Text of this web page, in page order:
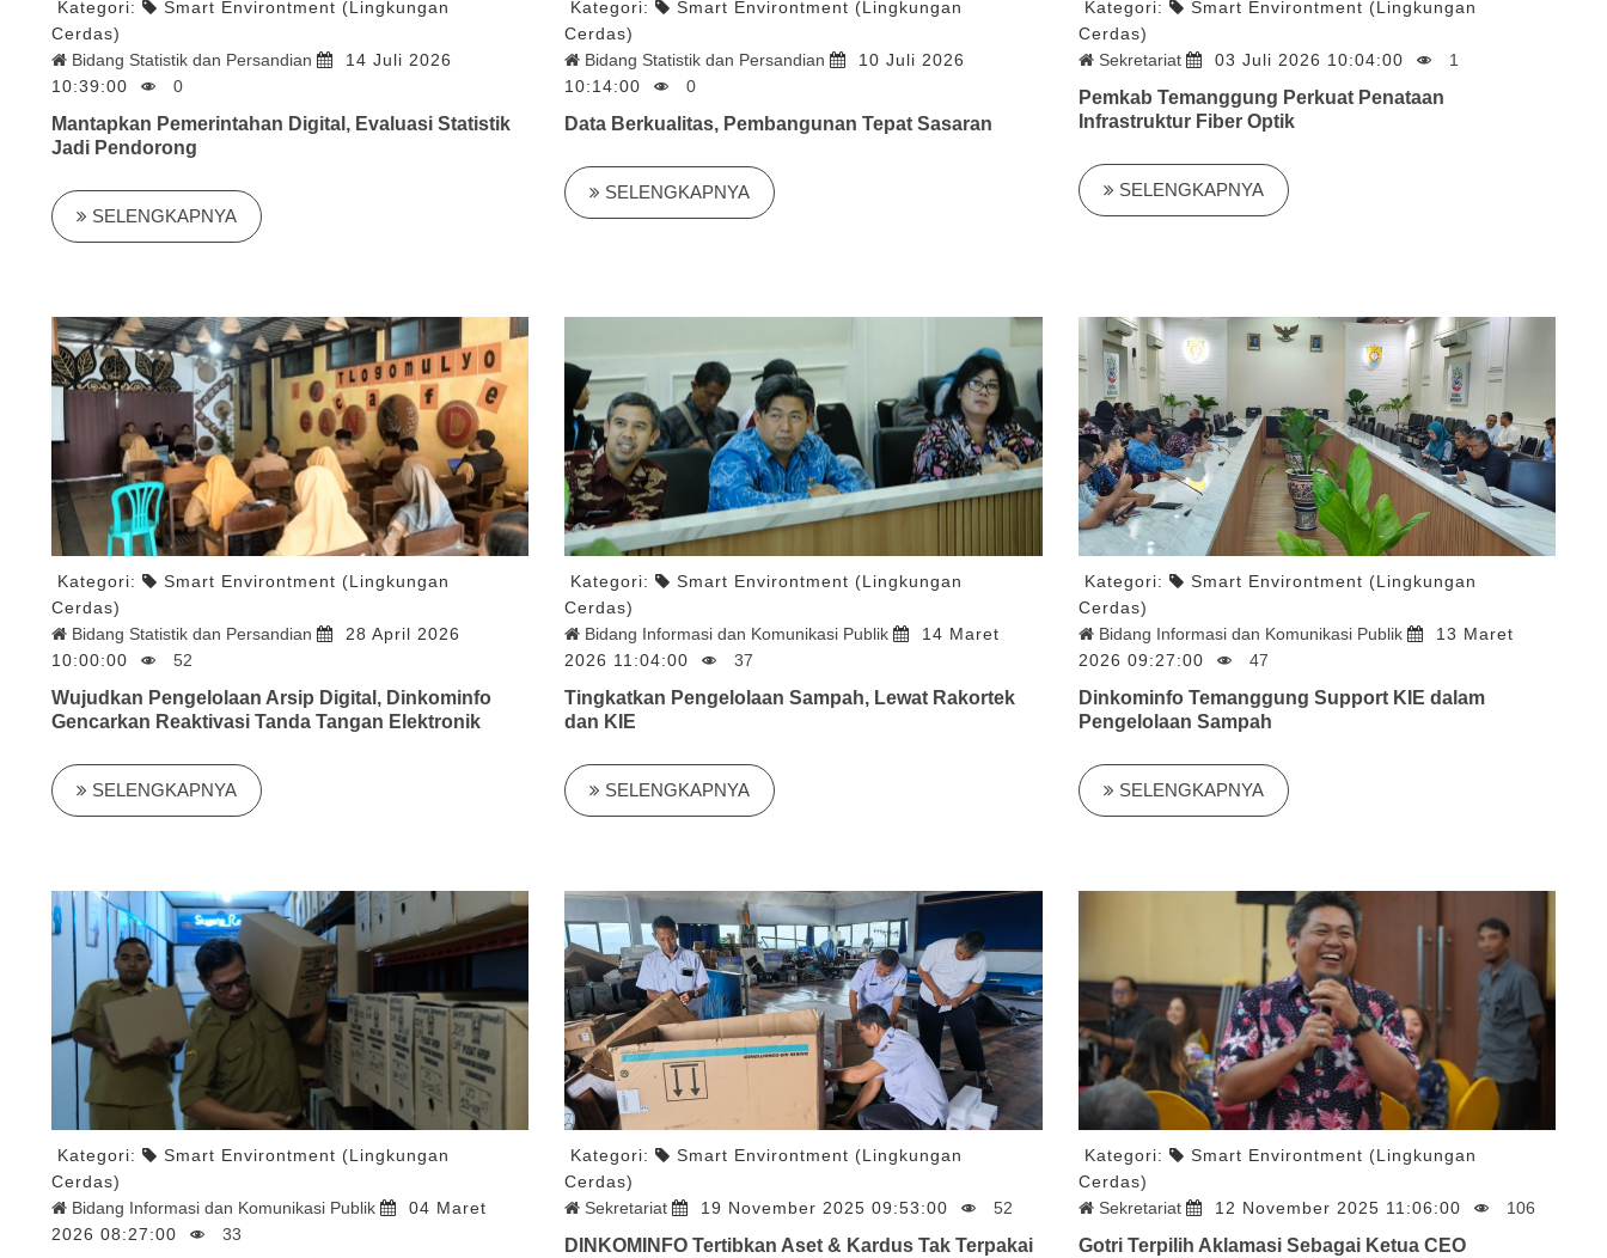
Kategori:
Smart Environtment (Lingkungan
Cerdas)
Bidang Statistik dan Persandian
14 Juli 2026
10:39:00
0
Mantapkan Pemerintahan Digital, Evaluasi Statistik
Jadi Pendorong
SELENGKAPNYA
Kategori:
Smart Environtment (Lingkungan
Cerdas)
Bidang Statistik dan Persandian
10 Juli 2026
10:14:00
0
Data Berkualitas, Pembangunan Tepat Sasaran
SELENGKAPNYA
Kategori:
Smart Environtment (Lingkungan
Cerdas)
Sekretariat
03 Juli 2026 10:04:00 1
Pemkab Temanggung Perkuat Penataan
Infrastruktur Fiber Optik
SELENGKAPNYA
Kategori:
Smart Environtment (Lingkungan
Cerdas)
Bidang Statistik dan Persandian
28 April 2026
10:00:00
52
Wujudkan Pengelolaan Arsip Digital, Dinkominfo
Gencarkan Reaktivasi Tanda Tangan Elektronik
SELENGKAPNYA
Kategori:
Smart Environtment (Lingkungan
Cerdas)
Bidang Informasi dan Komunikasi Publik
14 Maret
2026 11:04:00
37
Tingkatkan Pengelolaan Sampah, Lewat Rakortek
dan KIE
SELENGKAPNYA
Kategori:
Smart Environtment (Lingkungan
Cerdas)
Bidang Informasi dan Komunikasi Publik
13 Maret
2026 09:27:00
47
Dinkominfo Temanggung Support KIE dalam
Pengelolaan Sampah
SELENGKAPNYA
Kategori:
Smart Environtment (Lingkungan
Cerdas)
Bidang Informasi dan Komunikasi Publik
04 Maret
2026 08:27:00
33
Kategori:
Smart Environtment (Lingkungan
Cerdas)
Sekretariat
19 November 2025 09:53:00 52
DINKOMINFO Tertibkan Aset & Kardus Tak Terpakai
Kategori:
Smart Environtment (Lingkungan
Cerdas)
Sekretariat
12 November 2025 11:06:00 106
Gotri Terpilih Aklamasi Sebagai Ketua CEO